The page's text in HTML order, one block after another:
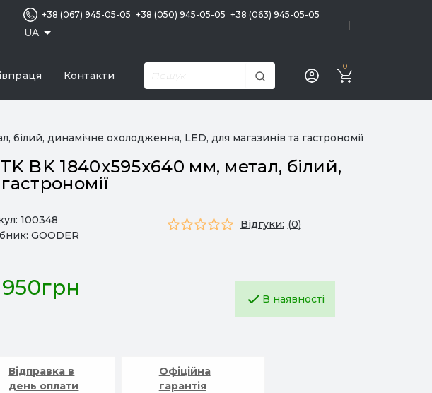
UA
+38 (067) 945-05-05 +38 (050) 945-05-05 +38 (063) 945-05-05
Контакти
0
динамічне охолодження, LED, для магазинів та гастрономії
BK 1840х595х640 мм, метал, білий,
100348
GOODER
Відгуки: (0)
В наявності
Відправка в
день оплати
Офіційна
гарантія